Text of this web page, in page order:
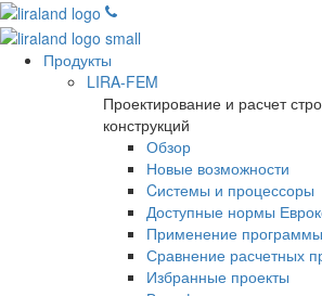
Продукты
LIRA-FEM
Проектирование и расчет
конструкций
Обзор
Новые возможности
Cистемы и процессоры
Доступные нормы
Применение программы
Сравнение расчетных
Избранные проекты